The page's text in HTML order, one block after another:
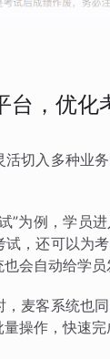
台，优化
活切入多种业
”为例，学员
，还可以为
会自动给学
麦客系统也
操作，快速